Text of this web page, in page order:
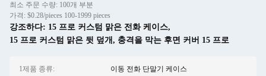
최소 주문 수량: 100개 부분
가격: $0.28/pieces 100-1999 pieces
강조하다: 15 프로 커스텀 맑은 전화 케이스,
15 프로 커스텀 맑은 뒷 덮개 , 충격을 막는 후면 커버 15 프로
1제품 종류: 이동 전화 단말기 케이스